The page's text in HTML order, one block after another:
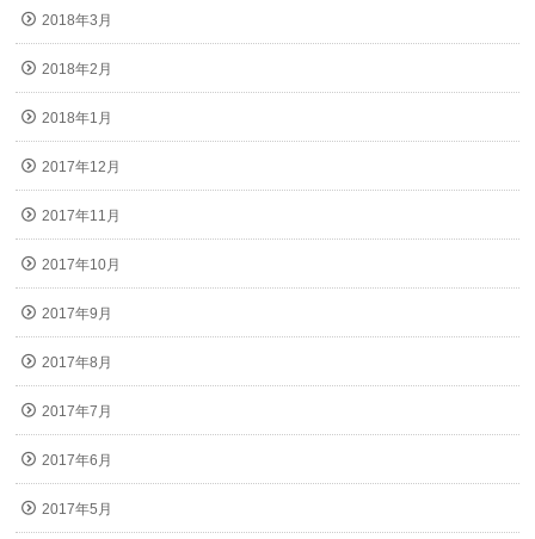
2018年3月
2018年2月
2018年1月
2017年12月
2017年11月
2017年10月
2017年9月
2017年8月
2017年7月
2017年6月
2017年5月